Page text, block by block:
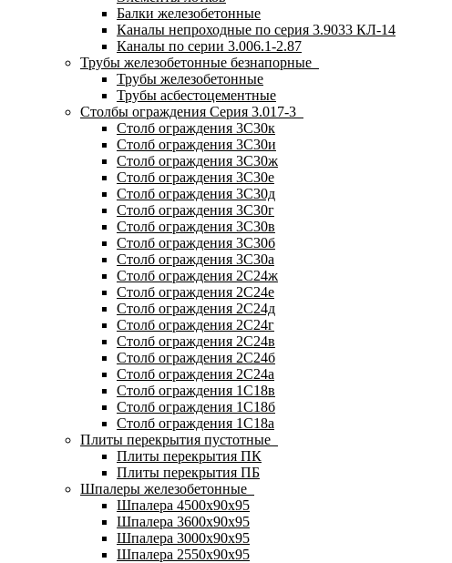
Балки железобетонные
Каналы непроходные по серия 3.9033 КЛ-14
Каналы по серии 3.006.1-2.87
Трубы железобетонные безнапорные
Трубы железобетонные
Трубы асбестоцементные
Столбы ограждения Серия 3.017-3
Столб ограждения 3С30к
Столб ограждения 3С30и
Столб ограждения 3С30ж
Столб ограждения 3С30е
Столб ограждения 3С30д
Столб ограждения 3С30г
Столб ограждения 3С30в
Столб ограждения 3С30б
Столб ограждения 3С30а
Столб ограждения 2С24ж
Столб ограждения 2С24е
Столб ограждения 2С24д
Столб ограждения 2С24г
Столб ограждения 2С24в
Столб ограждения 2С24б
Столб ограждения 2С24а
Столб ограждения 1С18в
Столб ограждения 1С18б
Столб ограждения 1С18а
Плиты перекрытия пустотные
Плиты перекрытия ПК
Плиты перекрытия ПБ
Шпалеры железобетонные
Шпалера 4500х90х95
Шпалера 3600х90х95
Шпалера 3000х90х95
Шпалера 2550х90х95